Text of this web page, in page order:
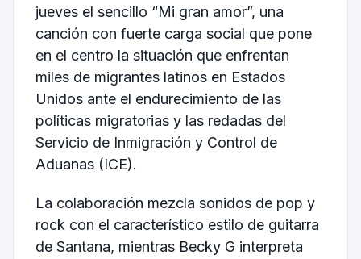
jueves el sencillo “Mi gran amor”, una
canción con fuerte carga social que pone
en el centro la situación que enfrentan
miles de migrantes latinos en Estados
Unidos ante el endurecimiento de las
políticas migratorias y las redadas del
Servicio de Inmigración y Control de
Aduanas (ICE).
La colaboración mezcla sonidos de pop y
rock con el característico estilo de guitarra
de Santana, mientras Becky G interpreta